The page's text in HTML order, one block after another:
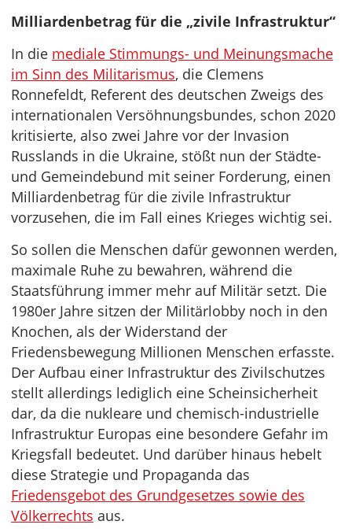
Milliardenbetrag für die „zivile Infrastruktur“
In die mediale Stimmungs- und Meinungsmache
im Sinn des Militarismus, die Clemens
Ronnefeldt, Referent des deutschen Zweigs des
internationalen Versöhnungsbundes, schon 2020
kritisierte, also zwei Jahre vor der Invasion
Russlands in die Ukraine, stößt nun der Städte-
und Gemeindebund mit seiner Forderung, einen
Milliardenbetrag für die zivile Infrastruktur
vorzusehen, die im Fall eines Krieges wichtig sei.
So sollen die Menschen dafür gewonnen werden,
maximale Ruhe zu bewahren, während die
Staatsführung immer mehr auf Militär setzt. Die
1980er Jahre sitzen der Militärlobby noch in den
Knochen, als der Widerstand der
Friedensbewegung Millionen Menschen erfasste.
Der Aufbau einer Infrastruktur des Zivilschutzes
stellt allerdings lediglich eine Scheinsicherheit
dar, da die nukleare und chemisch-industrielle
Infrastruktur Europas eine besondere Gefahr im
Kriegsfall bedeutet. Und darüber hinaus hebelt
diese Strategie und Propaganda das
Friedensgebot des Grundgesetzes sowie des
Völkerrechts aus.